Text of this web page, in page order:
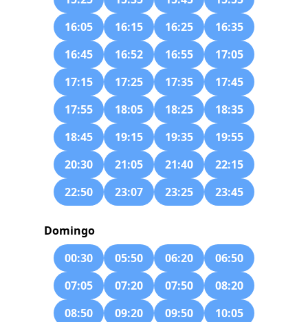
16:05
16:15 16:25
16:35
16:45
16:52 16:55
17:05
17:15
17:25 17:35
17:45
17:55
18:05 18:25
18:35
18:45
19:15 19:35
19:55
20:30
21:05 21:40
22:15
22:50
23:07 23:25 23:45
Domingo
00:30
05:50 06:20
06:50
07:05
07:20 07:50
08:20
08:50
09:20 09:50
10:05